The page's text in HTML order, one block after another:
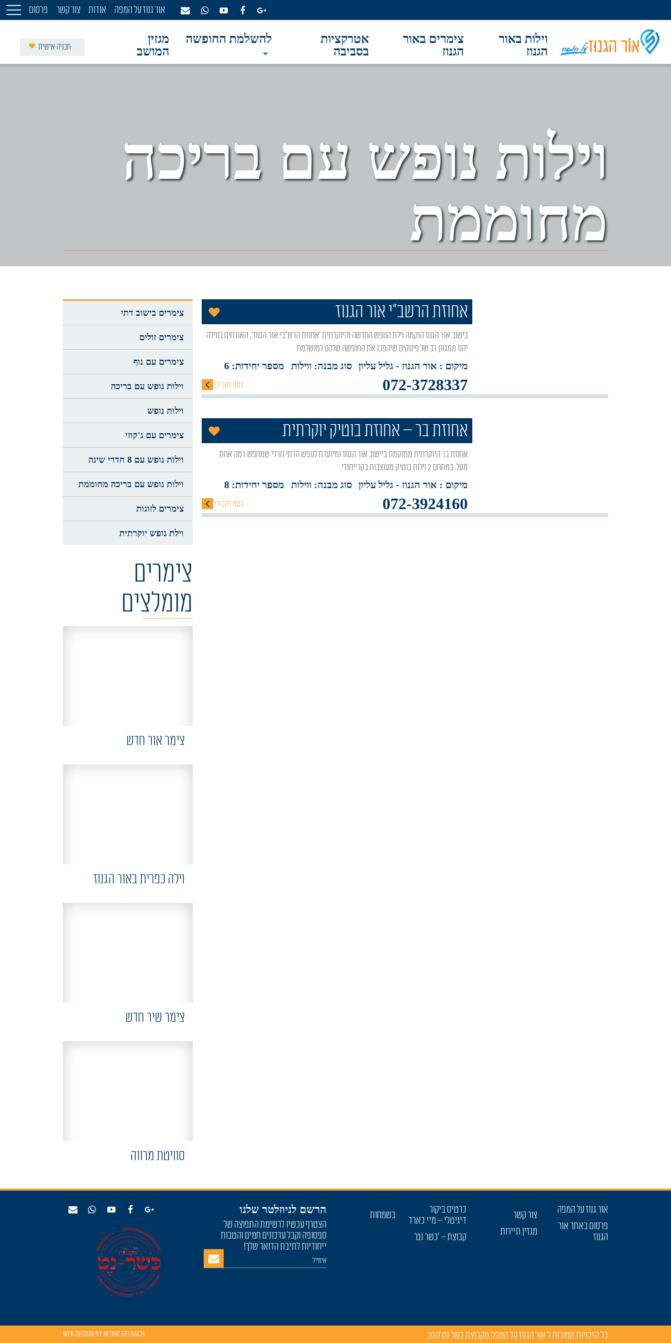
אור גנוז על המפה אודות צור קשר פרסום
וילות באור
הגנוז
צימרים באור
הגנוז
אטרקציות
בסביבה
להשלמת החופשה
מגזין
המושב
תכניה אישית
וילות נופש עם בריכה
מחוממת
אחוזת הרשב"י אור הגנוז הוסף לתכניה שלי
בישוב אור הגנוז הוקמה וילת הנופש החדשה והיוקרתית 'אחוזת הרש"בי אור הגנוז', האורחים בווילה
יהנו ממגוון רב של פינוקים שיהפכו את החופשה שלהם למושלמת
מיקום : אור הגנוז - גליל עליון סוג מבנה: ווילות מספר יחידות: 6
072-3728337 כנסו להכיר!
אחוזת בר – אחוזת בוטיק יוקרתית הוסף לתכניה שלי
אחוזת בר היוקרתית ממוקמת ביישוב אור הגנוז ומיועדת לנופש הדתי חרדי שמחפש רמה אחת
מעל. במתחם 2 וילות בוטיק מעוצבות בקו ייחודי.
מיקום : אור הגנוז - גליל עליון סוג מבנה: ווילות מספר יחידות: 8
072-3924160 כנסו להכיר!
צימרים בישוב דתי
צימרים זולים
צימרים עם נוף
וילות נופש עם בריכה
וילות נופש
צימרים עם ג'קוזי
וילות נופש עם 8 חדרי שינה
וילות נופש עם בריכה מחוממת
צימרים לזוגות
וילת נופש יוקרתית
צימרים
מומלצים
צימר אור חדש
וילה כפרית באור הגנוז
צימר שיר חדש
סוויטת מרווה
אור גנוז על המפה
פרסום באתר אור
הגנוז
צור קשר
מגזין תיירות
כרטיס ביקור
דיגיטלי – מיי כארד
קבוצת – 'כשר נט'
בשמחות הרשם לניוזלטר שלנו
הצטרף עכשיו לרשימת התפוצה של
ספסופה וקבל עדכונים חמים והטבות
ייחודיות לתיבת הדואר שלך!
כל הזכויות שמורות לאור הגנוז על המפה מקבוצת כשר נט2017
Web Design by Neomi Gelbach